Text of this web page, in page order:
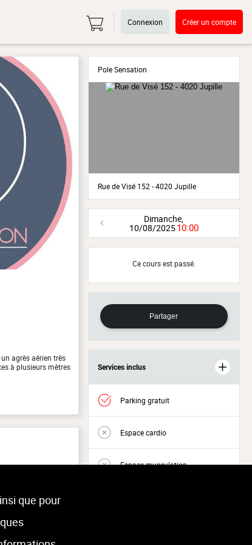
Connexion Créer un compte
agrès aérien très
à plusieurs mètres
Pole Sensation
Rue de Visé 152 - 4020 Jupille
Dimanche,
10/08/202510:00
Ce cours est passé.
Partager
Services inclus
Parking gratuit
Espace cardio
Espace musculation
que pour